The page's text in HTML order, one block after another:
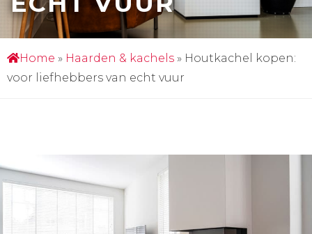
Home » Haarden & kachels » Houtkachel kopen:
voor liefhebbers van echt vuur